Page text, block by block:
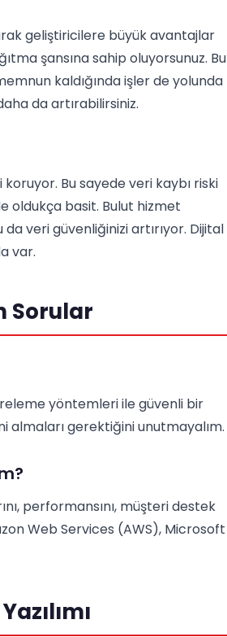
geliştiricilere büyük avantajlar
şansına sahip oluyorsunuz. Bu
kaldığında işler de yolunda
daha da artırabilirsiniz.
Bu sayede veri kaybı riski
oldukça basit. Bulut hizmet
veri güvenliğinizi artırıyor. Dijital
var.
Sorular
yöntemleri ile güvenli bir
almaları gerektiğini unutmayalım.
performansını, müşteri destek
Web Services (AWS), Microsoft